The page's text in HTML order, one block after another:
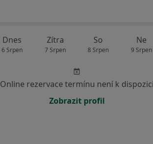
Dnes
6 Srpen
Zítra
7 Srpen
So
8 Srpen
Ne
9 Srpen
Online rezervace termínu není k dispozici
Zobrazit profil